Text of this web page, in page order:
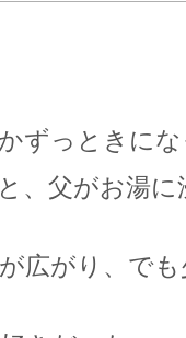
ずっときに
、父がお湯
広がり、で